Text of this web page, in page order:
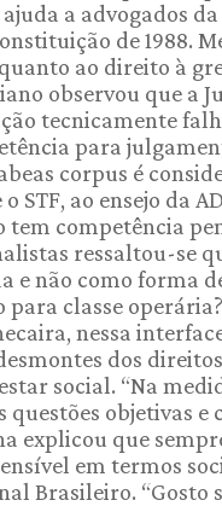
a advogados
de 1988.
ao direito à
observou que a
tecnicamente
para
corpus é
STF, ao ensejo da
tem competência
ressaltou-se
e não como forma
para classe operária?
nessa
dos
social. “Na
objetivas e
explicou que
em termos
Brasileiro. “Gosto